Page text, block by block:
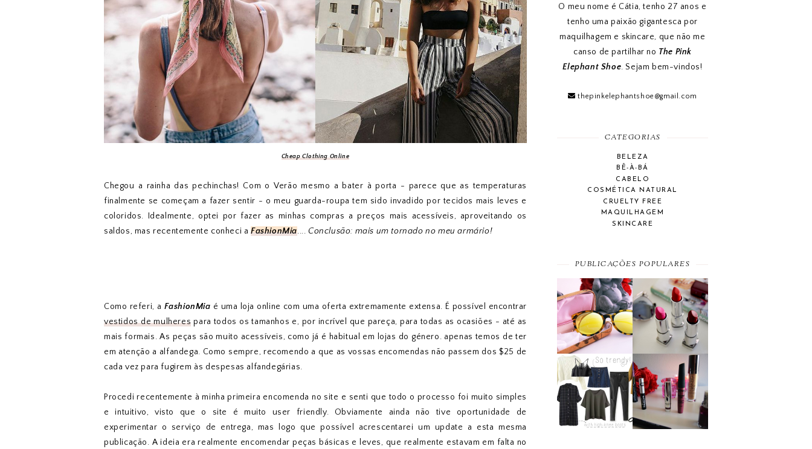
Cheap Clothing Online
Chegou a rainha das pechinchas! Com o Verão mesmo a bater à porta - parece que as temperaturas
finalmente se começam a fazer sentir - o meu guarda-roupa tem sido invadido por tecidos mais leves e
coloridos. Idealmente, optei por fazer as minhas compras a preços mais acessíveis, aproveitando os
saldos, mas recentemente conheci aFashionMia....Conclusão: mais um tornado no meu armário!
Como referi, a FashionMia é uma loja online com uma oferta extremamente extensa. É possível encontrar
vestidos de mulheres para todos os tamanhos e, por incrível que pareça, para todas as ocasiões - até as
mais formais. As peças são muito acessíveis, como já é habitual em lojas do género. apenas temos de ter
em atenção a alfandega. Como sempre, recomendo a que as vossas encomendas não passem dos $25 de
cada vez para fugirem às despesas alfandegárias.
Procedi recentemente à minha primeira encomenda no site e senti que todo o processo foi muito simples
e intuitivo, visto que o site é muito user friendly. Obviamente ainda não tive oportunidade de
experimentar o serviço de entrega, mas logo que possível acrescentarei um update a esta mesma
publicação. A ideia era realmente encomendar peças básicas e leves, que realmente estavam em falta no
O meu nome é Cátia, tenho 27 anos e
tenho uma paixão gigantesca por
maquilhagem e skincare, que não me
canso de partilhar no The Pink
Elephant Shoe. Sejam bem-vindos!
thepinkelephantshoe@gmail.com
CATEGORIAS
BELEZA
BÊ-À-BÁ
CABELO
COSMÉTICA NATURAL
CRUELTY FREE
MAQUILHAGEM
SKINCARE
PUBLICAÇÕES POPULARES
SUMMER
ESSENTIAL
A MAYBELLINE
AFFAIR
MOST WANTED
#SEPTEMBER
BEAUTY
FAVORITES